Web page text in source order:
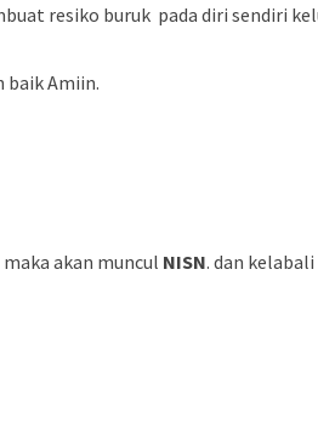
resiko buruk pada diri sendiri
baik Amiin.
maka akan muncul NISN. dan